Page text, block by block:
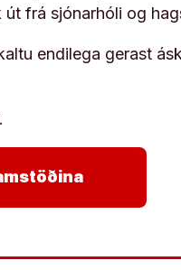
frá sjónarhóli og
endilega gerast